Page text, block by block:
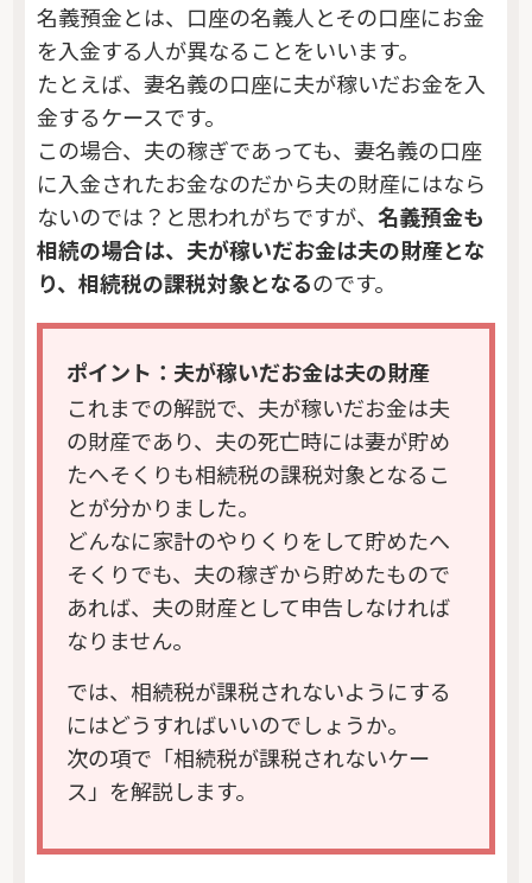
名義預金とは、口座の名義人とその口座にお金
を入金する人が異なることをいいます。
たとえば、妻名義の口座に夫が稼いだお金を入
金するケースです。
この場合、夫の稼ぎであっても、妻名義の口座
に入金されたお金なのだから夫の財産にはなら
ないのでは？と思われがちですが、名義預金も
相続の場合は、夫が稼いだお金は夫の財産とな
り、相続税の課税対象となるのです。
ポイント：夫が稼いだお金は夫の財産
これまでの解説で、夫が稼いだお金は夫
の財産であり、夫の死亡時には妻が貯め
たへそくりも相続税の課税対象となるこ
とが分かりました。
どんなに家計のやりくりをして貯めたへ
そくりでも、夫の稼ぎから貯めたもので
あれば、夫の財産として申告しなければ
なりません。
では、相続税が課税されないようにする
にはどうすればいいのでしょうか。
次の項で「相続税が課税されないケー
ス」を解説します。